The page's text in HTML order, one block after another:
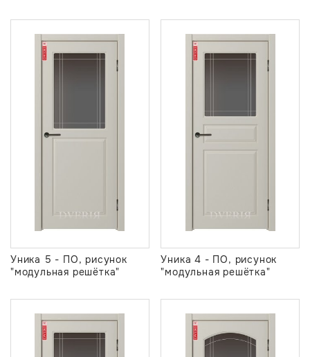
Уника 5 - ПО, рисунок
"модульная решётка"
Уника 4 - ПО, рисунок
"модульная решётка"